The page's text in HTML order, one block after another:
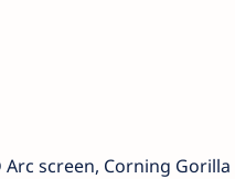
Arc screen, Corning